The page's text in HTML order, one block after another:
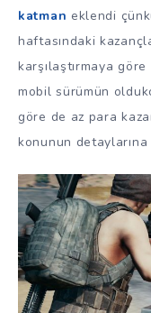
katman eklendi
haftasındaki
karşılaştırmaya
mobil sürümün
göre de az para
konunun